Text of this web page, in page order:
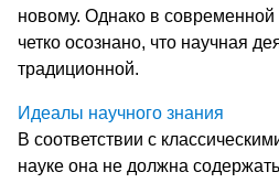
новому. Однако в современной
четко осознано, что научная
традиционной.
Идеалы научного знания
В соответствии с
науке она не должна